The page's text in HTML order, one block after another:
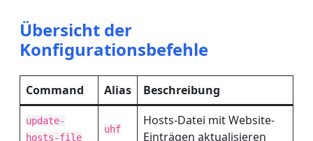
Übersicht der
Konfigurationsbefehle
Command Alias Beschreibung
update-
hosts-file
uhf
Hosts-Datei mit Website-
Einträgen aktualisieren